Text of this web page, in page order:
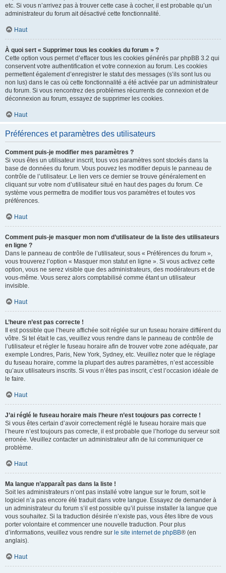
etc. Si vous n’arrivez pas à trouver cette case à cocher, il est probable qu’un
administrateur du forum ait désactivé cette fonctionnalité.
Haut
À quoi sert « Supprimer tous les cookies du forum » ?
Cette option vous permet d’effacer tous les cookies générés par phpBB 3.2 qui
conservent votre authentification et votre connexion au forum. Les cookies
permettent également d’enregistrer le statut des messages (s’ils sont lus ou
non lus) dans le cas où cette fonctionnalité a été activée par un administrateur
du forum. Si vous rencontrez des problèmes récurrents de connexion et de
déconnexion au forum, essayez de supprimer les cookies.
Haut
Préférences et paramètres des utilisateurs
Comment puis-je modifier mes paramètres ?
Si vous êtes un utilisateur inscrit, tous vos paramètres sont stockés dans la
base de données du forum. Vous pouvez les modifier depuis le panneau de
contrôle de l’utilisateur. Le lien vers ce dernier se trouve généralement en
cliquant sur votre nom d’utilisateur situé en haut des pages du forum. Ce
système vous permettra de modifier tous vos paramètres et toutes vos
préférences.
Haut
Comment puis-je masquer mon nom d’utilisateur de la liste des utilisateurs
en ligne ?
Dans le panneau de contrôle de l’utilisateur, sous « Préférences du forum »,
vous trouverez l’option « Masquer mon statut en ligne ». Si vous activez cette
option, vous ne serez visible que des administrateurs, des modérateurs et de
vous-même. Vous serez alors comptabilisé comme étant un utilisateur
invisible.
Haut
L’heure n’est pas correcte !
Il est possible que l’heure affichée soit réglée sur un fuseau horaire différent du
vôtre. Si tel était le cas, veuillez vous rendre dans le panneau de contrôle de
l’utilisateur et régler le fuseau horaire afin de trouver votre zone adéquate, par
exemple Londres, Paris, New York, Sydney, etc. Veuillez noter que le réglage
du fuseau horaire, comme la plupart des autres paramètres, n’est accessible
qu’aux utilisateurs inscrits. Si vous n’êtes pas inscrit, c’est l’occasion idéale de
le faire.
Haut
J’ai réglé le fuseau horaire mais l’heure n’est toujours pas correcte !
Si vous êtes certain d’avoir correctement réglé le fuseau horaire mais que
l’heure n’est toujours pas correcte, il est probable que l’horloge du serveur soit
erronée. Veuillez contacter un administrateur afin de lui communiquer ce
problème.
Haut
Ma langue n’apparaît pas dans la liste !
Soit les administrateurs n’ont pas installé votre langue sur le forum, soit le
logiciel n’a pas encore été traduit dans votre langue. Essayez de demander à
un administrateur du forum s’il est possible qu’il puisse installer la langue que
vous souhaitez. Si la traduction désirée n’existe pas, vous êtes libre de vous
porter volontaire et commencer une nouvelle traduction. Pour plus
d’informations, veuillez vous rendre sur le site internet de phpBB® (en
anglais).
Haut